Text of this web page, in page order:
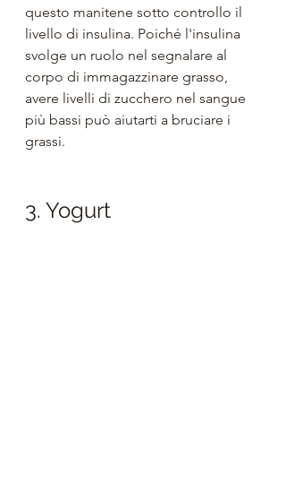
questo manitene sotto controllo il
livello di insulina. Poiché l'insulina
svolge un ruolo nel segnalare al
corpo di immagazzinare grasso,
avere livelli di zucchero nel sangue
più bassi può aiutarti a bruciare i
grassi.
3. Yogurt